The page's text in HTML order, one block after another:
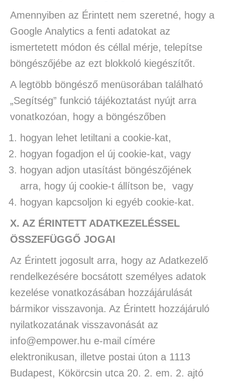
Amennyiben az Érintett nem szeretné, hogy a
Google Analytics a fenti adatokat az
ismertetett módon és céllal mérje, telepítse
böngészőjébe az ezt blokkoló kiegészítőt.
A legtöbb böngésző menüsorában található
„Segítség” funkció tájékoztatást nyújt arra
vonatkozóan, hogy a böngészőben
hogyan lehet letiltani a cookie-kat,
hogyan fogadjon el új cookie-kat, vagy
hogyan adjon utasítást böngészőjének
arra, hogy új cookie-t állítson be, vagy
hogyan kapcsoljon ki egyéb cookie-kat.
X. AZ ÉRINTETT ADATKEZELÉSSEL
ÖSSZEFÜGGŐ JOGAI
Az Érintett jogosult arra, hogy az Adatkezelő
rendelkezésére bocsátott személyes adatok
kezelése vonatkozásában hozzájárulását
bármikor visszavonja. Az Érintett hozzájáruló
nyilatkozatának visszavonását az
info@empower.hu e-mail címére
elektronikusan, illetve postai úton a 1113
Budapest, Kökörcsin utca 20. 2. em. 2. ajtó